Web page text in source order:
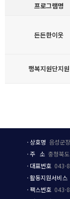
프로그램명
든든한이웃
행복지원단지원
·상호명 음성군
·주 소 충청북
· 대표번호 043-
·활동지원서비스
· 팩스번호 043-